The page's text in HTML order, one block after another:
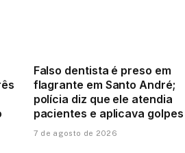
Falso dentista é preso em
flagrante em Santo André;
polícia diz que ele atendia
pacientes e aplicava golpes
7 de agosto de 2026